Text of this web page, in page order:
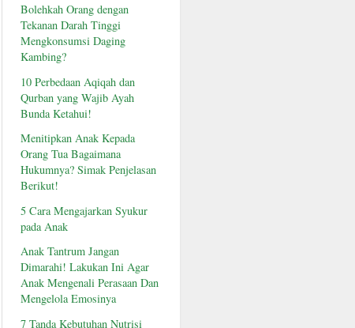
Bolehkah Orang dengan
Tekanan Darah Tinggi
Mengkonsumsi Daging
Kambing?
10 Perbedaan Aqiqah dan
Qurban yang Wajib Ayah
Bunda Ketahui!
Menitipkan Anak Kepada
Orang Tua Bagaimana
Hukumnya? Simak Penjelasan
Berikut!
5 Cara Mengajarkan Syukur
pada Anak
Anak Tantrum Jangan
Dimarahi! Lakukan Ini Agar
Anak Mengenali Perasaan Dan
Mengelola Emosinya
7 Tanda Kebutuhan Nutrisi